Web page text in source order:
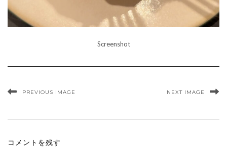
Screenshot
PREVIOUS IMAGE NEXT IMAGE
コメントを残す